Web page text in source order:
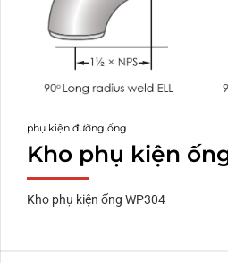
phụ kiện đường ống
Kho phụ kiện
Kho phụ kiện ống WP304